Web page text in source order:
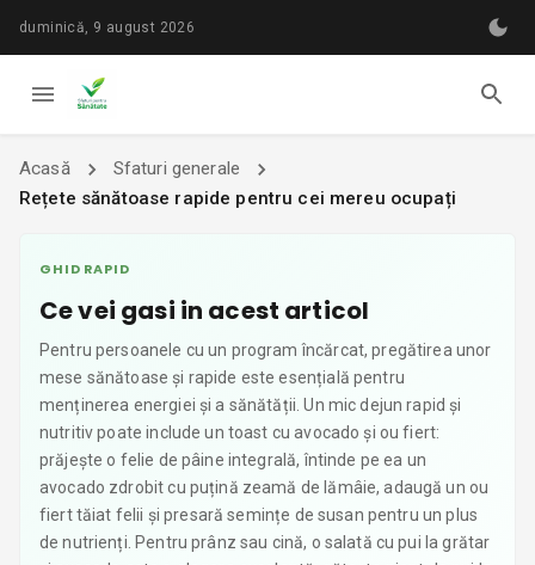
duminică, 9 august 2026
Acasă
Sfaturi generale
Rețete sănătoase rapide pentru cei mereu ocupați
GHID RAPID
Ce vei gasi in acest articol
Pentru persoanele cu un program încărcat, pregătirea unor
mese sănătoase și rapide este esențială pentru
menținerea energiei și a sănătății. Un mic dejun rapid și
nutritiv poate include un toast cu avocado și ou fiert:
prăjește o felie de pâine integrală, întinde pe ea un
avocado zdrobit cu puțină zeamă de lămâie, adaugă un ou
fiert tăiat felii și presară semințe de susan pentru un plus
de nutrienți. Pentru prânz sau cină, o salată cu pui la grătar